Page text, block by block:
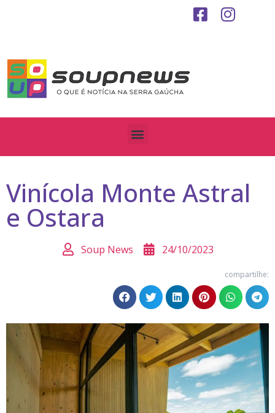
Vinícola Monte Astral
e Ostara
Soup News 24/10/2023
compartilhe: